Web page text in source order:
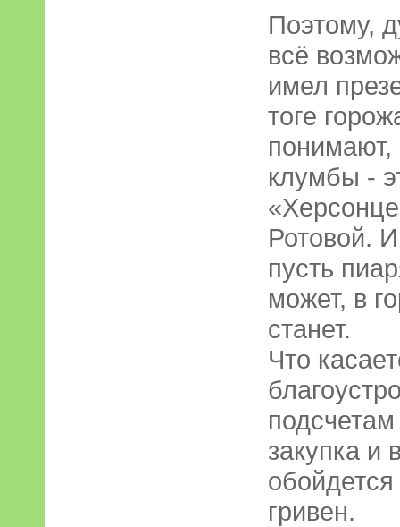
Поэтому,
всё
имел
тоге
понимают,
клумбы -
Ротовой.
пусть
может, в
станет.
Что
закупка и
гривен.